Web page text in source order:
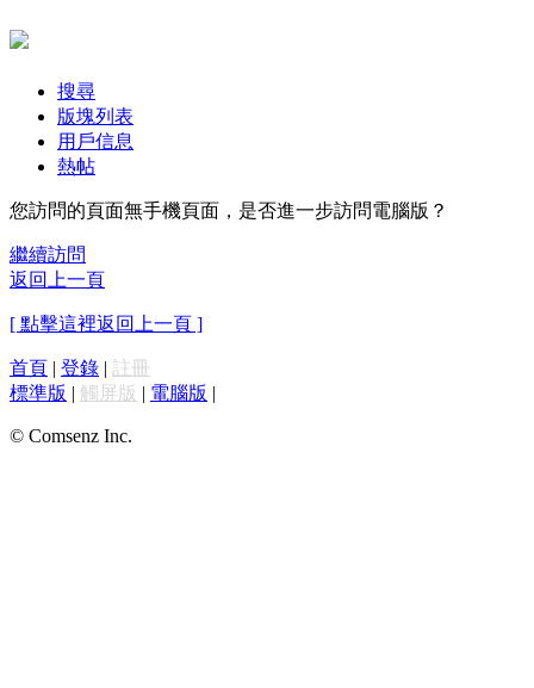
搜尋
版塊列表
用戶信息
熱帖
您訪問的頁面無手機頁面，是否進一步訪問電腦版？
繼續訪問
返回上一頁
[ 點擊這裡返回上一頁 ]
首頁 | 登錄 | 註冊
標準版 | 觸屏版 | 電腦版 |
© Comsenz Inc.